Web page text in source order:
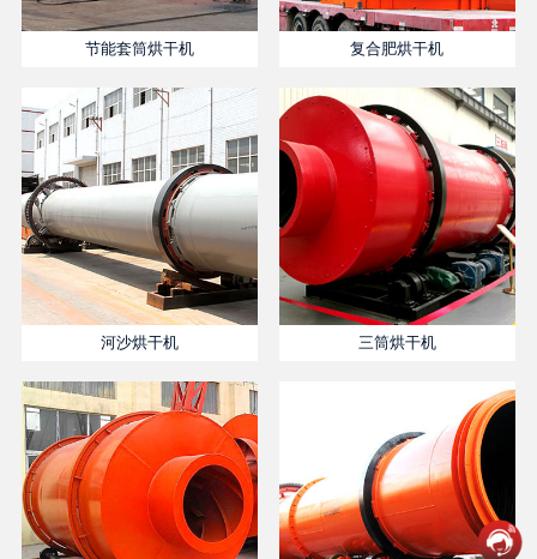
节能套筒烘干机 复合肥烘干机
河沙烘干机 三筒烘干机